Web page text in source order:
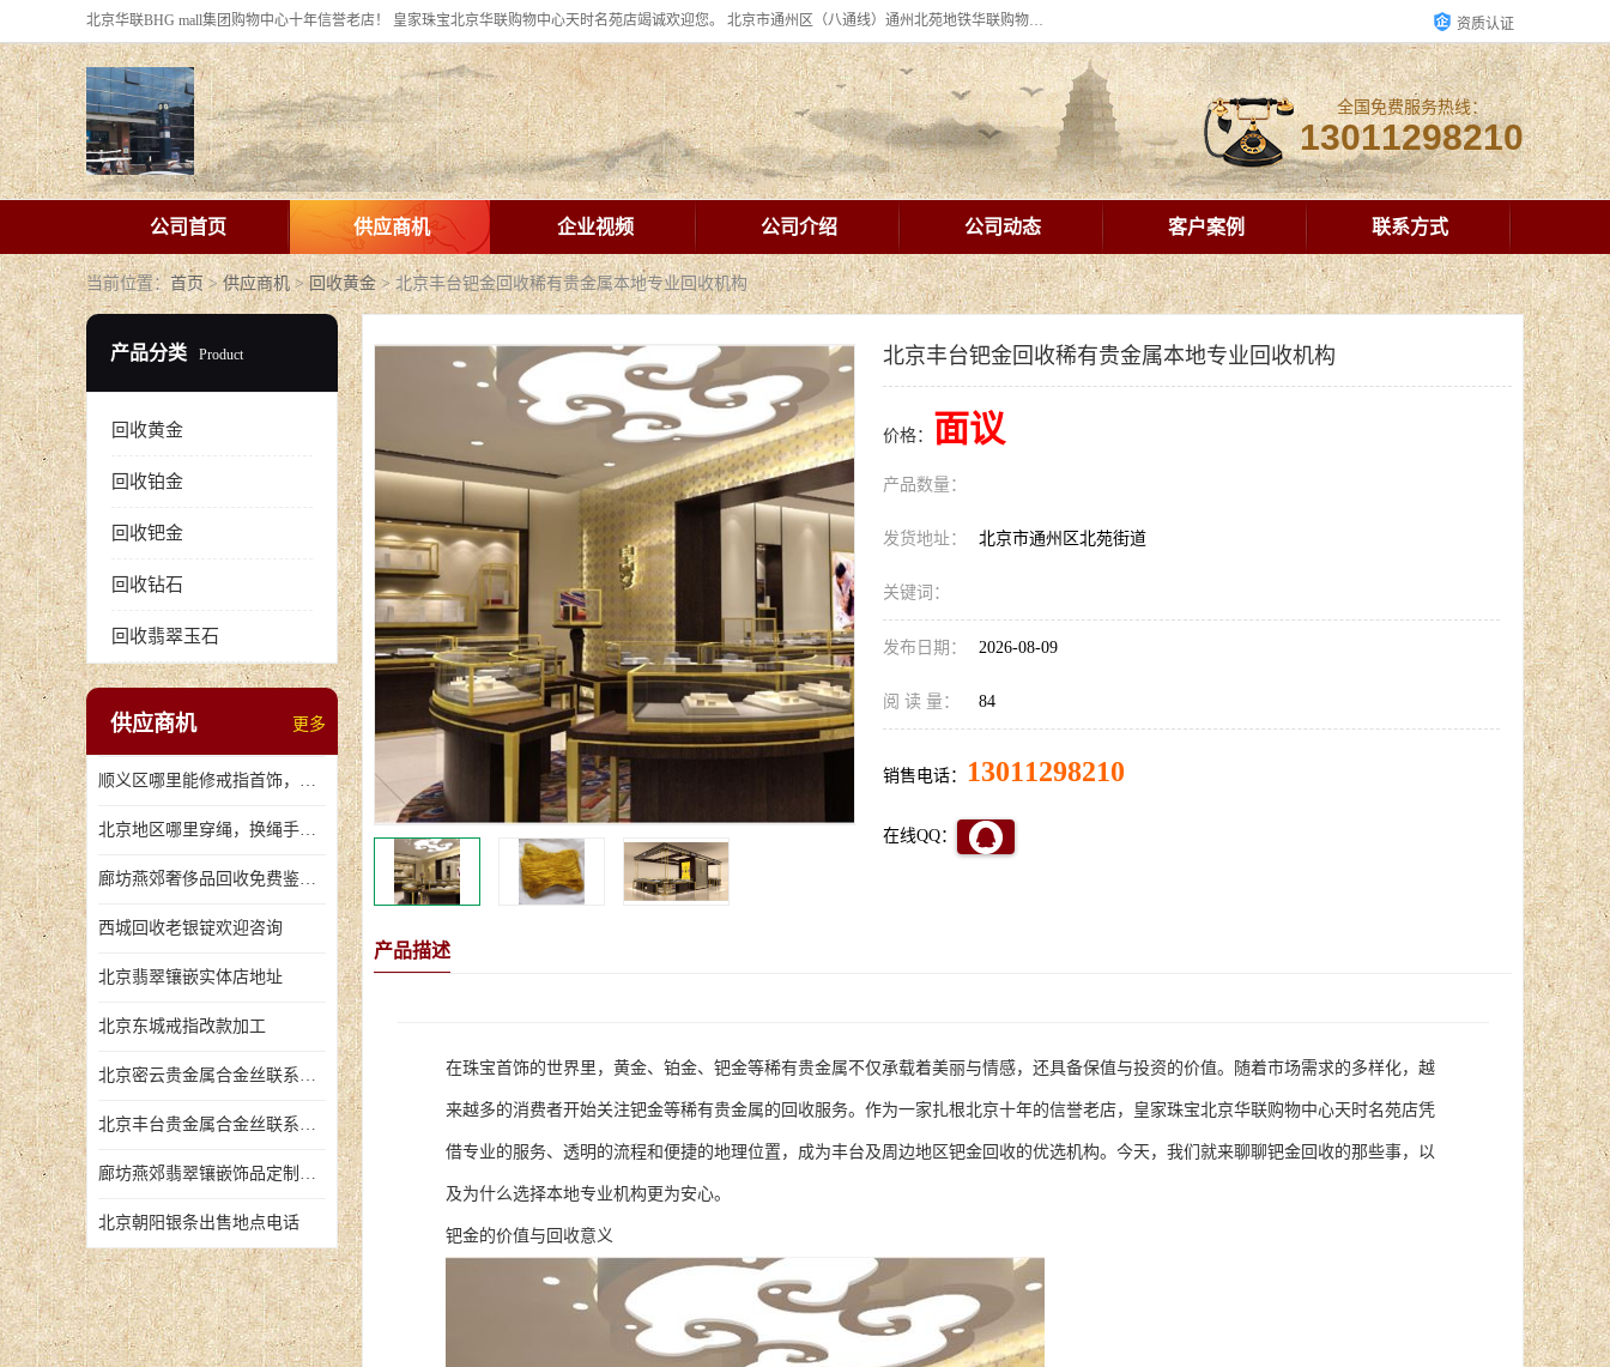
北京华联BHG mall集团购物中心十年信誉老店！ 皇家珠宝北京华联购物中心天时名苑店竭诚欢迎您。 北京市通州区（八通线）通州北苑地铁华联购物中心一层皇家珠宝 北京皇家珠宝通州黄金回收黄金首饰加工店（八通线: 通州北苑地铁华联店）：通州区通州北苑地铁华联购物中心一层皇家珠宝。 资质认证
全国免费服务热线：
13011298210
公司首页 供应商机 企业视频 公司介绍 公司动态 客户案例 联系方式
当前位置： 首页>供应商机 >回收黄金> 北京丰台钯金回收稀有贵金属本地专业回收机构
产品分类 Product
回收黄金
回收铂金
回收钯金
回收钻石
回收翡翠玉石
供应商机 更多
顺义区哪里能修戒指首饰，爪断裂了
北京地区哪里穿绳，换绳手串的地方
廊坊燕郊奢侈品回收免费鉴定，无手续费回收价格
西城回收老银锭欢迎咨询
北京翡翠镶嵌实体店地址
北京东城戒指改款加工
北京密云贵金属合金丝联系地址
北京丰台贵金属合金丝联系地址
廊坊燕郊翡翠镶嵌饰品定制店铺
北京朝阳银条出售地点电话
北京丰台钯金回收稀有贵金属本地专业回收机构
价格： 面议
产品数量：
发货地址： 北京市通州区北苑街道
关键词：
发布日期： 2026-08-09
阅 读 量： 84
销售电话： 13011298210
在线QQ：
产品描述
在珠宝首饰的世界里，黄金、铂金、钯金等稀有贵金属不仅承载着美丽与情感，还具备保值与投资的价值。随着市场需求的多样化，越
来越多的消费者开始关注钯金等稀有贵金属的回收服务。作为一家扎根北京十年的信誉老店，皇家珠宝北京华联购物中心天时名苑店凭
借专业的服务、透明的流程和便捷的地理位置，成为丰台及周边地区钯金回收的优选机构。今天，我们就来聊聊钯金回收的那些事，以
及为什么选择本地专业机构更为安心。
钯金的价值与回收意义